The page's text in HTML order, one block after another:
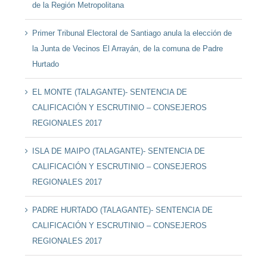
de la Región Metropolitana
Primer Tribunal Electoral de Santiago anula la elección de
la Junta de Vecinos El Arrayán, de la comuna de Padre
Hurtado
EL MONTE (TALAGANTE)- SENTENCIA DE
CALIFICACIÓN Y ESCRUTINIO – CONSEJEROS
REGIONALES 2017
ISLA DE MAIPO (TALAGANTE)- SENTENCIA DE
CALIFICACIÓN Y ESCRUTINIO – CONSEJEROS
REGIONALES 2017
PADRE HURTADO (TALAGANTE)- SENTENCIA DE
CALIFICACIÓN Y ESCRUTINIO – CONSEJEROS
REGIONALES 2017